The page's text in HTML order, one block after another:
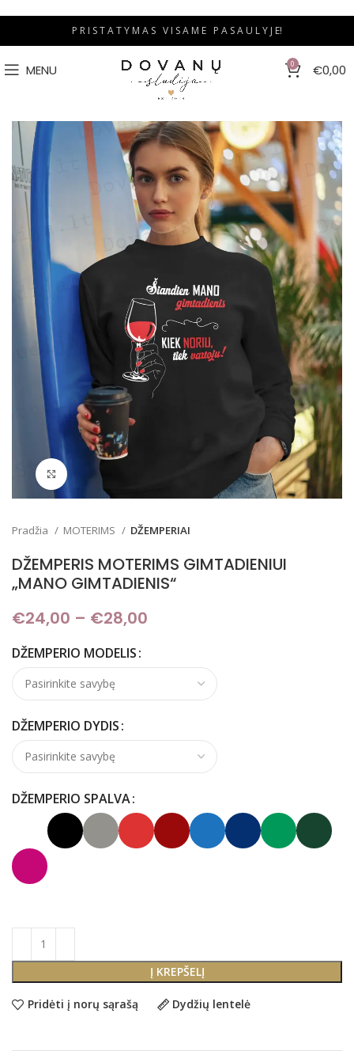
P R I S T A T Y M A S V I S A M E P A S A U L Y J E!
MENU 0 €0,00
Padidinti
Pradžia MOTERIMS DŽEMPERIAI
DŽEMPERIS MOTERIMS GIMTADIENIUI
„MANO GIMTADIENIS“
€24,00 – €28,00
DŽEMPERIO MODELIS
DŽEMPERIO DYDIS
DŽEMPERIO SPALVA
Į KREPŠELĮ
Pridėti į norų sąrašą Dydžių lentelė